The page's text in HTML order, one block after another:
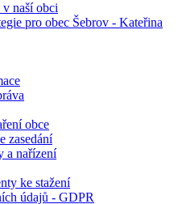
naší obci
pro obec Šebrov - Kateřina
obce
zasedání
a nařízení
ke stažení
údajů - GDPR